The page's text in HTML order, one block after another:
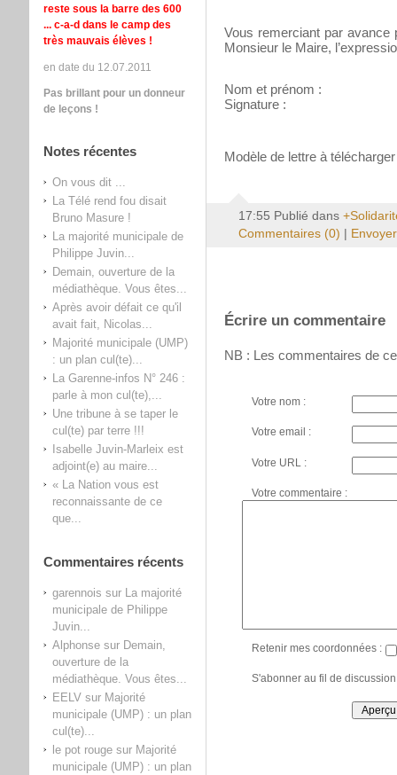
reste sous la barre des 600
... c-a-d dans le camp des
très mauvais élèves !
en date du 12.07.2011
Pas brillant pour un donneur
de leçons !
Notes récentes
On vous dit ...
La Télé rend fou disait
Bruno Masure !
La majorité municipale de
Philippe Juvin...
Demain, ouverture de la
médiathèque. Vous êtes...
Après avoir défait ce qu'il
avait fait, Nicolas...
Majorité municipale (UMP)
: un plan cul(te)...
La Garenne-infos N° 246 :
parle à mon cul(te),...
Une tribune à se taper le
cul(te) par terre !!!
Isabelle Juvin-Marleix est
adjoint(e) au maire...
« La Nation vous est
reconnaissante de ce
que...
Commentaires récents
garennois sur La majorité
municipale de Philippe
Juvin...
Alphonsesur Demain,
ouverture de la
médiathèque. Vous êtes...
EELVsur Majorité
municipale (UMP) : un plan
cul(te)...
le pot rougesur Majorité
municipale (UMP) : un plan
Vous remerciant par avance
Monsieur le Maire,
Nom et prénom :
Signature :
Modèle de lettre à
17:55 Publié dans
Commentaires (0)
Écrire un commentaire
NB : Les commentaires de
Votre nom :
Votre email :
Votre URL :
Votre commentaire :
Retenir mes coordonnées :
S'abonner au fil de